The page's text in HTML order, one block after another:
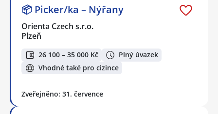
📦 Picker/ka – Nýřany
Orienta Czech s.r.o.
Plzeň
26 100 – 35 000 Kč
Plný úvazek
Vhodné také pro cizince
Zveřejněno: 31. července